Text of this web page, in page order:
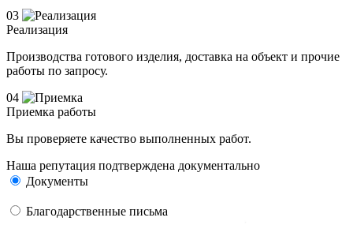
03
Реализация
Производства готового изделия, доставка на объект и прочие
работы по запросу.
04
Приемка работы
Вы проверяете качество выполненных работ.
Наша репутация подтверждена документально
Документы
Благодарственные письма